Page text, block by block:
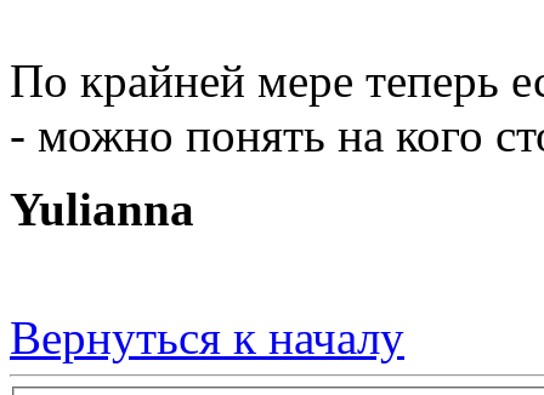
По крайней мере теперь
- можно понять на кого
Yulianna
Вернуться к началу